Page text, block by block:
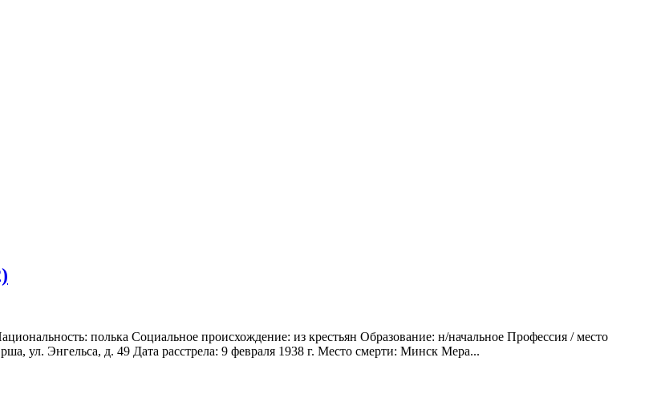
полька Социальное происхождение: из крестьян Образование: н/начальное Профессия / место
ул. Энгельса, д. 49 Дата расстрела: 9 февраля 1938 г. Место смерти: Минск Мера...